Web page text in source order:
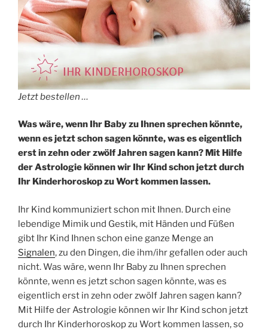
Jetzt bestellen …
Was wäre, wenn Ihr Baby zu Ihnen sprechen könnte,
wenn es jetzt schon sagen könnte, was es eigentlich
erst in zehn oder zwölf Jahren sagen kann? Mit Hilfe
der Astrologie können wir Ihr Kind schon jetzt durch
Ihr Kinderhoroskop zu Wort kommen lassen.
Ihr Kind kommuniziert schon mit Ihnen. Durch eine
lebendige Mimik und Gestik, mit Händen und Füßen
gibt Ihr Kind Ihnen schon eine ganze Menge an
Signalen, zu den Dingen, die ihm/ihr gefallen oder auch
nicht. Was wäre, wenn Ihr Baby zu Ihnen sprechen
könnte, wenn es jetzt schon sagen könnte, was es
eigentlich erst in zehn oder zwölf Jahren sagen kann?
Mit Hilfe der Astrologie können wir Ihr Kind schon jetzt
durch Ihr Kinderhoroskop zu Wort kommen lassen, so